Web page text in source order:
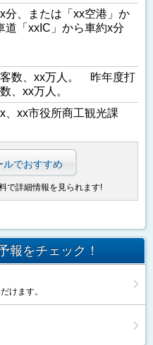
分、または「xx空港」か
道「xxIC」から車約x分
数、xx万人。 昨年度打
、xx万人。
、xx市役所商工観光課
ルでおすすめ
で詳細情報を見られます!
報をチェック！
けます。